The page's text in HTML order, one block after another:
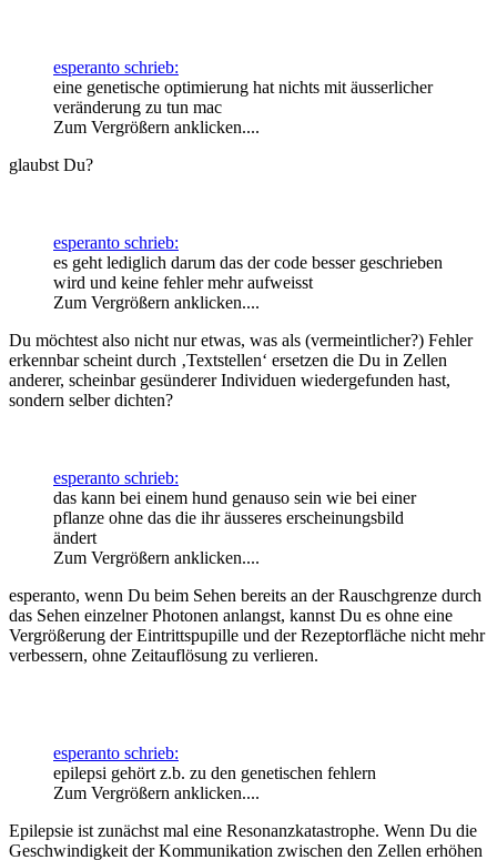
esperanto schrieb:
eine genetische optimierung hat nichts mit äusserlicher
veränderung zu tun mac
Zum Vergrößern anklicken....
glaubst Du?
esperanto schrieb:
es geht lediglich darum das der code besser geschrieben
wird und keine fehler mehr aufweisst
Zum Vergrößern anklicken....
Du möchtest also nicht nur etwas, was als (vermeintlicher?) Fehler
erkennbar scheint durch ‚Textstellen‘ ersetzen die Du in Zellen
anderer, scheinbar gesünderer Individuen wiedergefunden hast,
sondern selber dichten?
esperanto schrieb:
das kann bei einem hund genauso sein wie bei einer
pflanze ohne das die ihr äusseres erscheinungsbild
ändert
Zum Vergrößern anklicken....
esperanto, wenn Du beim Sehen bereits an der Rauschgrenze durch
das Sehen einzelner Photonen anlangst, kannst Du es ohne eine
Vergrößerung der Eintrittspupille und der Rezeptorfläche nicht mehr
verbessern, ohne Zeitauflösung zu verlieren.
esperanto schrieb:
epilepsi gehört z.b. zu den genetischen fehlern
Zum Vergrößern anklicken....
Epilepsie ist zunächst mal eine Resonanzkatastrophe. Wenn Du die
Geschwindigkeit der Kommunikation zwischen den Zellen erhöhen